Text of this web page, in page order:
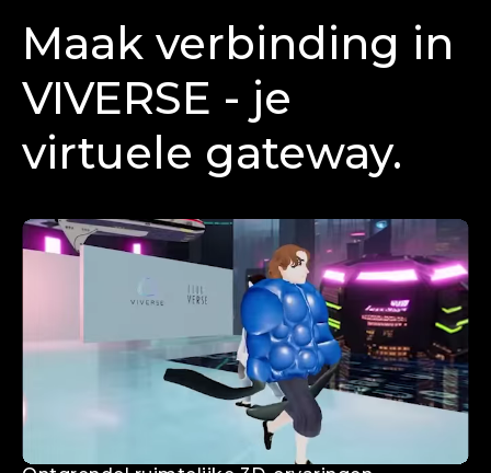
Maak verbinding in
VIVERSE - je
virtuele gateway.